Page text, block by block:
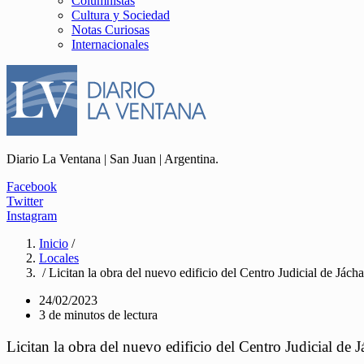
Cultura y Sociedad
Notas Curiosas
Internacionales
Diario La Ventana | San Juan | Argentina.
Facebook
Twitter
Instagram
Inicio /
Locales
/ Licitan la obra del nuevo edificio del Centro Judicial de
24/02/2023
3 de minutos de lectura
Licitan la obra del nuevo edificio del Centro Judicial de